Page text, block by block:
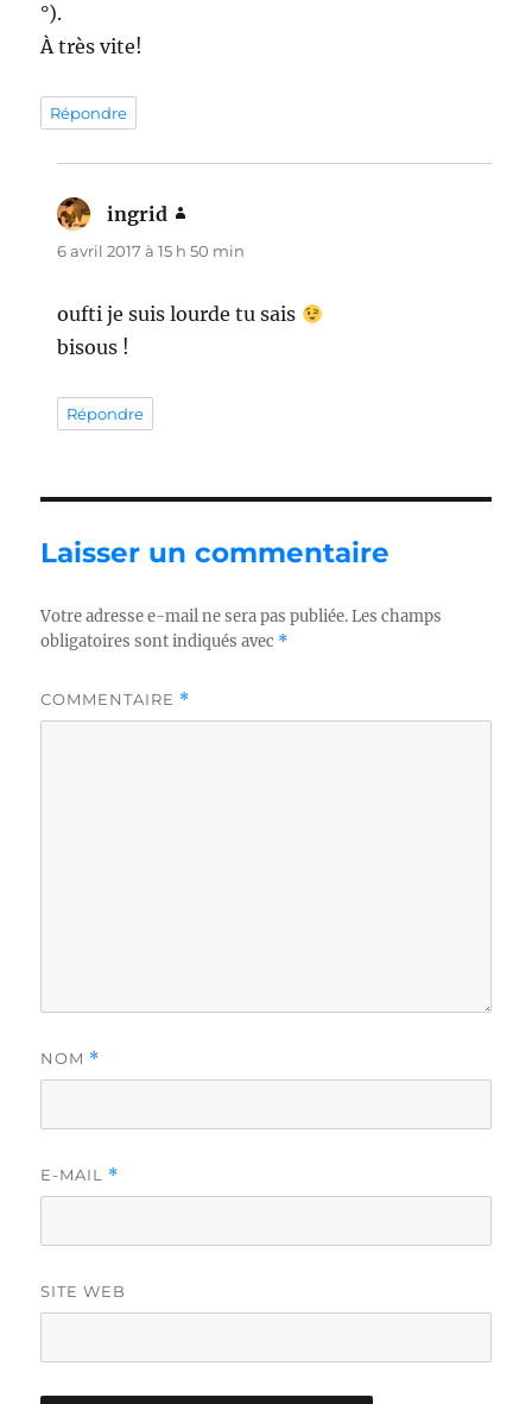
°).
À très vite!
Répondre
ingrid
6 avril 2017 à 15 h 50 min
oufti je suis lourde tu sais
bisous !
Répondre
Laisser un commentaire
Votre adresse e-mail ne sera pas publiée. Les champs
obligatoires sont indiqués avec *
COMMENTAIRE *
NOM *
E-MAIL *
SITE WEB